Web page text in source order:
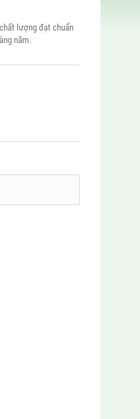
lượng đạt chuẩn
năm.